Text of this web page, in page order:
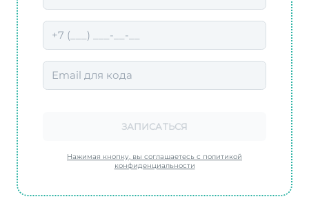
ЗАПИСАТЬСЯ
Нажимая кнопку, вы соглашаетесь с политикой
конфиденциальности